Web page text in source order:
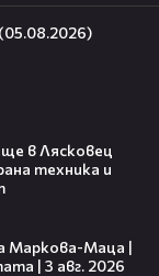
в Лясковец
техника и
Маркова-Маца |
| 3 авг. 2026